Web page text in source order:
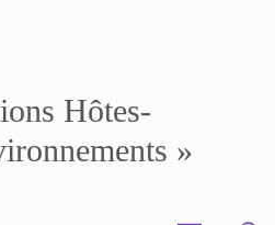
Hôtes-
»